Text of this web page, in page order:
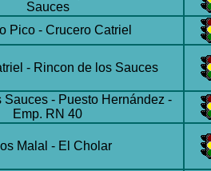
Sauces
Pico - Crucero Catriel
- Rincon de los Sauces
Sauces - Puesto Hernández -
Emp. RN 40
Malal - El Cholar